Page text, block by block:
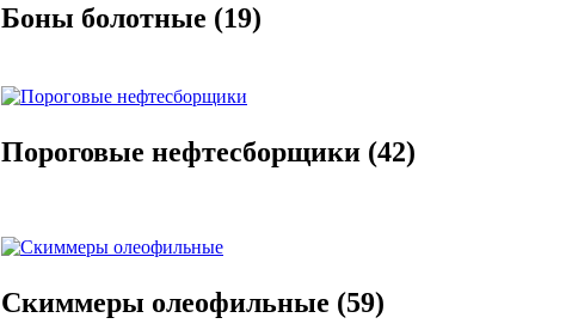
Боны болотные (19)
Пороговые нефтесборщики (42)
Скиммеры олеофильные (59)